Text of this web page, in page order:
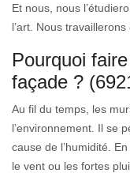
Et nous, nous
l’art. Nous
Pourquoi
façade ?
Au fil du temps, les
l’environnement. Il se
cause de l’humidité.
le vent ou les fortes